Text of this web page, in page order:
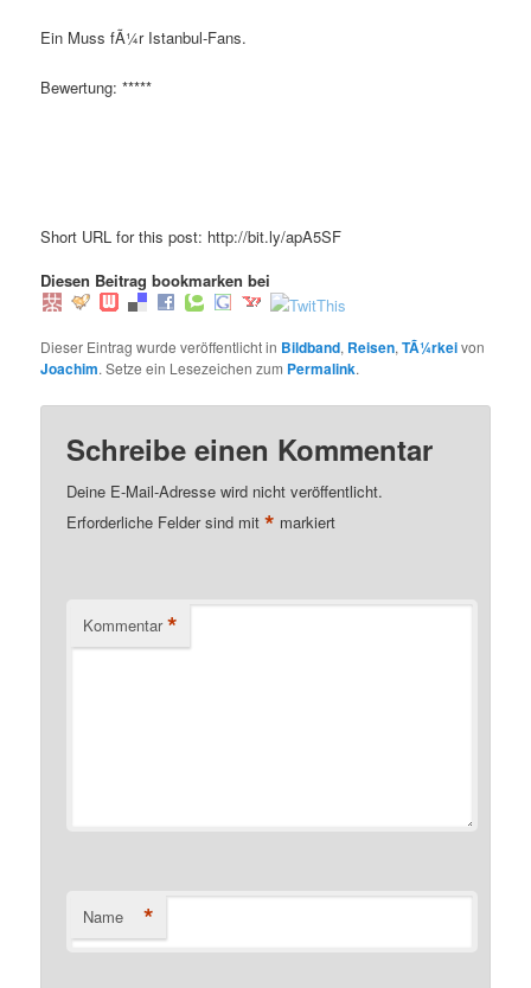
Ein Muss fÃ¼r Istanbul-Fans.
Bewertung: *****
Short URL for this post: http://bit.ly/apA5SF
Diesen Beitrag bookmarken bei
Dieser Eintrag wurde veröffentlicht in Bildband, Reisen,TÃ¼rkeivon
Joachim. Setze ein Lesezeichen zum Permalink.
Schreibe einen Kommentar
Deine E-Mail-Adresse wird nicht veröffentlicht.
Erforderliche Felder sind mit* markiert
Kommentar *
Name *